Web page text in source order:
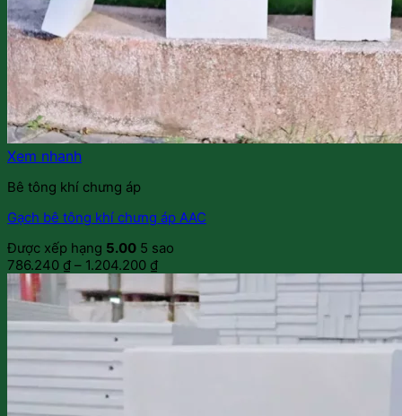
Xem nhanh
Bê tông khí chưng áp
Gạch bê tông khí chưng áp AAC
Được xếp hạng 5.00 5 sao
786.240 ₫ – 1.204.200 ₫